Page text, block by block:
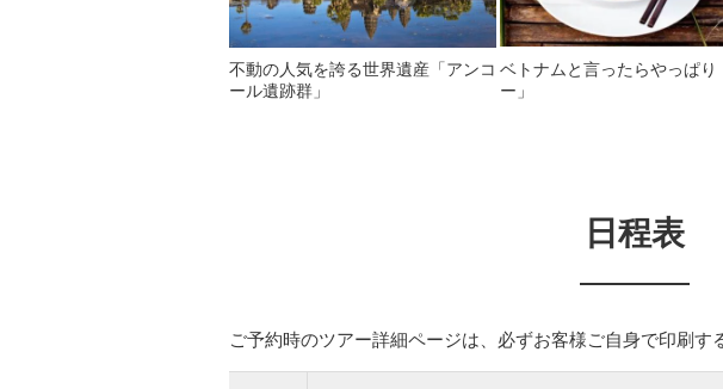
不動の人気を誇る世界遺産「アンコ
ール遺跡群」
ベトナムと言ったらやっぱり
ー」
日程表
ご予約時のツアー詳細ページは、必ずお客様ご自身で印刷す